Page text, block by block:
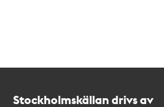
Stockholmskällan drivs av